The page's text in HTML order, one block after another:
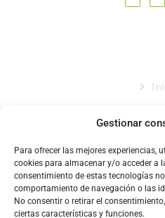
Gestionar
Para ofrecer las mejores experiencias,
cookies para almacenar y/o acceder a
consentimiento de estas tecnologías
comportamiento de navegación o las
No consentir o retirar el
ciertas características y funciones.